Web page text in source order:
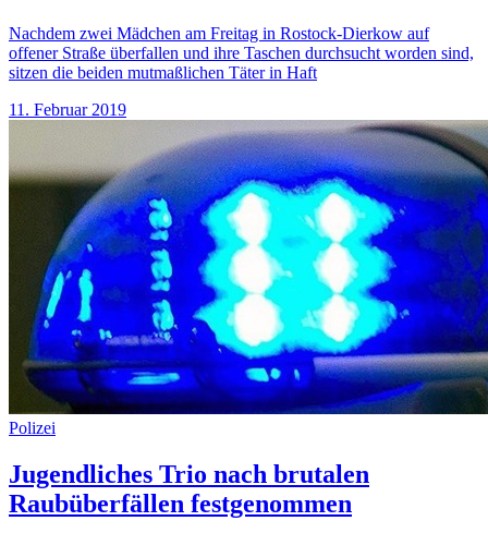
Nachdem zwei Mädchen am Freitag in Rostock-Dierkow auf
offener Straße überfallen und ihre Taschen durchsucht worden sind,
sitzen die beiden mutmaßlichen Täter in Haft
11. Februar 2019
Polizei
Jugendliches Trio nach brutalen
Raubüberfällen festgenommen